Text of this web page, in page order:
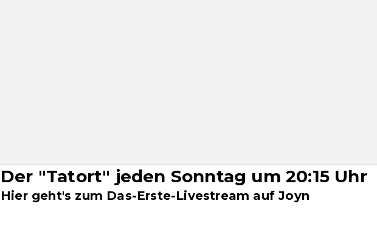
Der "Tatort" jeden Sonntag um 20:15 Uhr
Hier geht's zum Das-Erste-Livestream auf Joyn